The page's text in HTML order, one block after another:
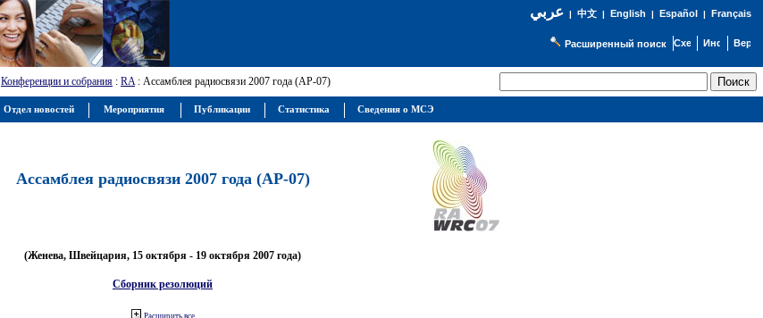
عربي| 中文| English | Español | Français
Расширенный поиск
Конференции и собрания : RA: Ассамблея радиосвязи 2007 года (АР-07)
Ассамблея радиосвязи 2007 года (АР-07)
(Женева, Швейцария, 15 октября - 19 октября 2007 года)
Сборник резолюций
Расширить все
Отдел новостей Мероприятия Публикации Статистика Сведения о МСЭ